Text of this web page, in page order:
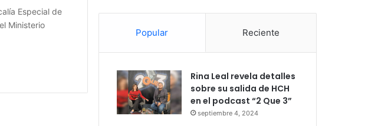
Especial de
Ministerio
Popular Reciente
Rina Leal revela detalles
sobre su salida de HCH
en el podcast “2 Que 3”
septiembre 4, 2024